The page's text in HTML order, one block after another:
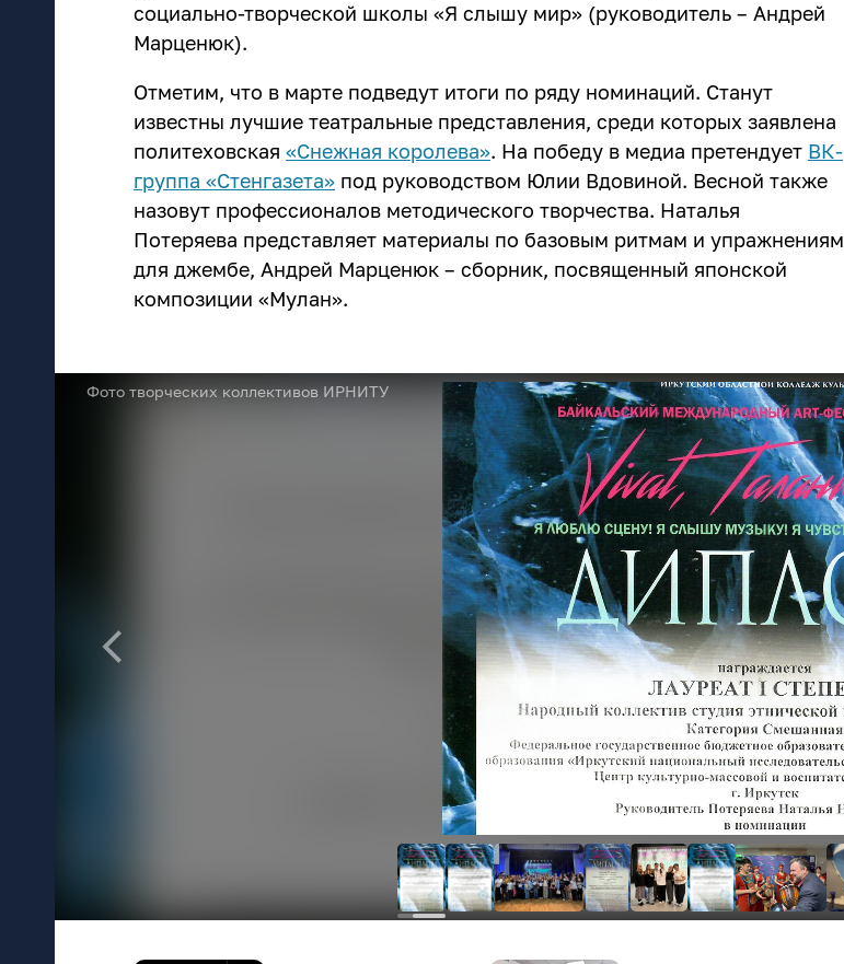
социально-творческой школы «Я слышу мир» (руководитель – Андрей
Марценюк).
Отметим, что в марте подведут итоги по ряду номинаций. Станут
известны лучшие театральные представления, среди которых заявлена
политеховская «Снежная королева». На победу в медиа претендует ВК-
группа «Стенгазета» под руководством Юлии Вдовиной. Весной также
назовут профессионалов методического творчества. Наталья
Потеряева представляет материалы по базовым ритмам и упражнениям
для джембе, Андрей Марценюк – сборник, посвященный японской
композиции «Мулан».
Фото творческих коллективов ИРНИТУ